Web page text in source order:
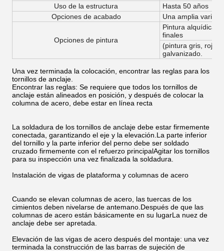
Uso de la estructura
Hasta 50 años
Opciones de acabado
Una amplia
Opciones de pintura
Pintura alquídica,
finales
(pintura gris, roja,
galvanizado.
Una vez terminada la colocación, encontrar las reglas para los
tornillos de anclaje.
Encontrar las reglas: Se requiere que todos los tornillos de
anclaje están alineados en posición, y después de colocar la
columna de acero, debe estar en línea recta